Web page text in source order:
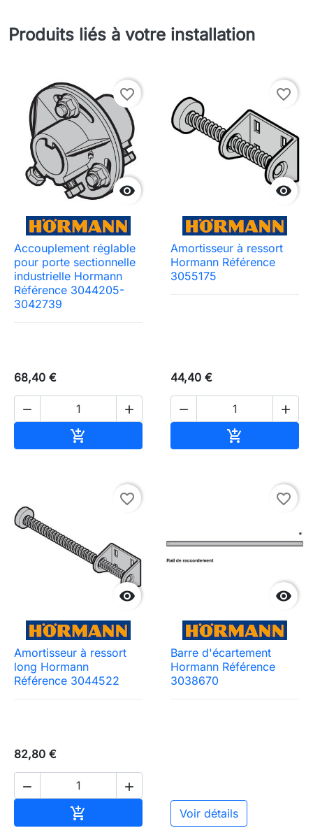
Produits liés à votre installation

favorite_border
Accouplement réglable
pour porte sectionnelle
industrielle Hormann
Référence 3044205-
3042739
68,40 €
 


favorite_border
Amortisseur à ressort
Hormann Référence
3055175
44,40 €
 


favorite_border
Amortisseur à ressort
long Hormann
Référence 3044522
82,80 €
 


favorite_border
Barre d'écartement
Hormann Référence
3038670
Voir détails